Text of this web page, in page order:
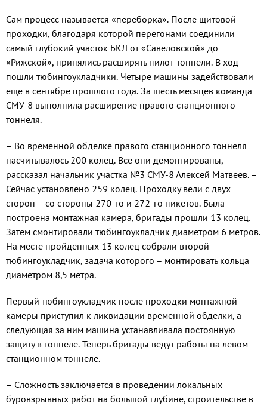
Сам процесс называется «переборка». После щитовой
проходки, благодаря которой перегонами соединили
самый глубокий участок БКЛ от «Савеловской» до
«Рижской», принялись расширять пилот-тоннели. В ход
пошли тюбингоукладчики. Четыре машины задействовали
еще в сентябре прошлого года. За шесть месяцев команда
СМУ-8 выполнила расширение правого станционного
тоннеля.
– Во временной обделке правого станционного тоннеля
насчитывалось 200 колец. Все они демонтированы, –
рассказал начальник участка №3 СМУ-8 Алексей Матвеев. –
Сейчас установлено 259 колец. Проходку вели с двух
сторон – со стороны 270-го и 272-го пикетов. Была
построена монтажная камера, бригады прошли 13 колец.
Затем смонтировали тюбингоукладчик диаметром 6 метров.
На месте пройденных 13 колец собрали второй
тюбингоукладчик, задача которого – монтировать кольца
диаметром 8,5 метра.
Первый тюбингоукладчик после проходки монтажной
камеры приступил к ликвидации временной обделки, а
следующая за ним машина устанавливала постоянную
защиту в тоннеле. Теперь бригады ведут работы на левом
станционном тоннеле.
– Сложность заключается в проведении локальных
буровзрывных работ на большой глубине, строительстве в